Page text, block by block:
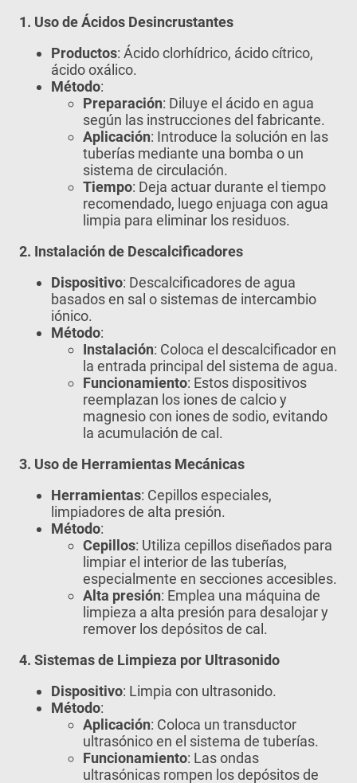
1. Uso de Ácidos Desincrustantes
Productos: Ácido clorhídrico, ácido cítrico,
ácido oxálico.
Método:
Preparación: Diluye el ácido en agua
según las instrucciones del fabricante.
Aplicación: Introduce la solución en las
tuberías mediante una bomba o un
sistema de circulación.
Tiempo: Deja actuar durante el tiempo
recomendado, luego enjuaga con agua
limpia para eliminar los residuos.
2. Instalación de Descalcificadores
Dispositivo: Descalcificadores de agua
basados en sal o sistemas de intercambio
iónico.
Método:
Instalación: Coloca el descalcificador en
la entrada principal del sistema de agua.
Funcionamiento: Estos dispositivos
reemplazan los iones de calcio y
magnesio con iones de sodio, evitando
la acumulación de cal.
3. Uso de Herramientas Mecánicas
Herramientas: Cepillos especiales,
limpiadores de alta presión.
Método:
Cepillos: Utiliza cepillos diseñados para
limpiar el interior de las tuberías,
especialmente en secciones accesibles.
Alta presión: Emplea una máquina de
limpieza a alta presión para desalojar y
remover los depósitos de cal.
4. Sistemas de Limpieza por Ultrasonido
Dispositivo: Limpia con ultrasonido.
Método:
Aplicación: Coloca un transductor
ultrasónico en el sistema de tuberías.
Funcionamiento: Las ondas
ultrasónicas rompen los depósitos de